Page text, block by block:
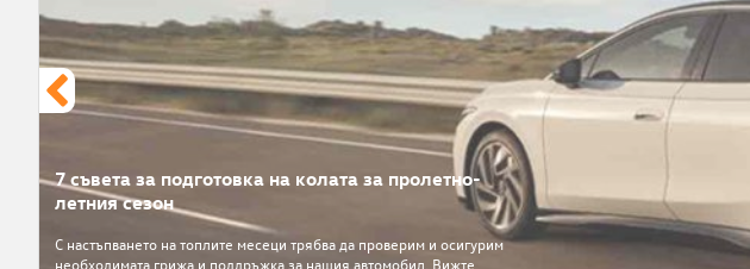
7 съвета за подготовка на колата за пролетно-
летния сезон
С настъпването на топлите месеци трябва да проверим и oсигурим
необходимата грижа и поддръжка за нашия автомобил. Вижте